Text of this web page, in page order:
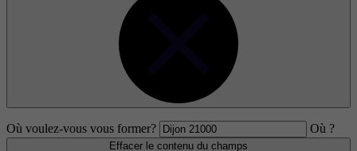
Où voulez-vous vous former? Où ?
Effacer le contenu du champs